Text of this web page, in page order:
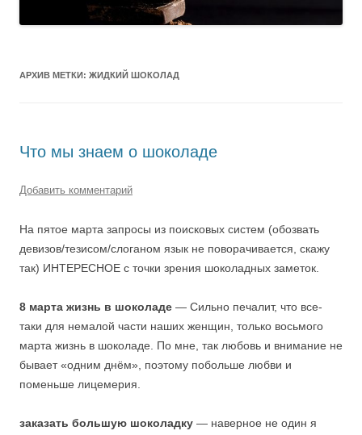
АРХИВ МЕТКИ: ЖИДКИЙ ШОКОЛАД
Что мы знаем о шоколаде
Добавить комментарий
На пятое марта запросы из поисковых систем (обозвать
девизов/тезисом/слоганом язык не поворачивается, скажу
так) ИНТЕРЕСНОЕ с точки зрения шоколадных заметок.
8 марта жизнь в шоколаде — Сильно печалит, что все-
таки для немалой части наших женщин, только восьмого
марта жизнь в шоколаде. По мне, так любовь и внимание не
бывает «одним днём», поэтому побольше любви и
поменьше лицемерия.
заказать большую шоколадку — наверное не один я